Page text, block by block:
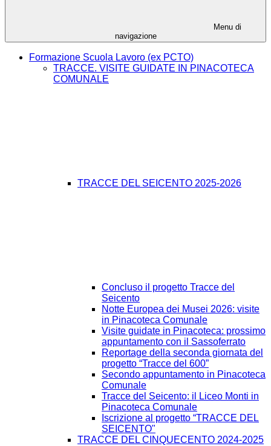
Menu di
navigazione
Formazione Scuola Lavoro (ex PCTO)
TRACCE. VISITE GUIDATE IN PINACOTECA
COMUNALE
TRACCE DEL SEICENTO 2025-2026
Concluso il progetto Tracce del
Seicento
Notte Europea dei Musei 2026: visite
in Pinacoteca Comunale
Visite guidate in Pinacoteca: prossimo
appuntamento con il Sassoferrato
Reportage della seconda giornata del
progetto “Tracce del 600”
Secondo appuntamento in Pinacoteca
Comunale
Tracce del Seicento: il Liceo Monti in
Pinacoteca Comunale
Iscrizione al progetto “TRACCE DEL
SEICENTO"
TRACCE DEL CINQUECENTO 2024-2025